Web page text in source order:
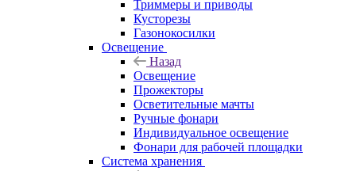
Триммеры и приводы
Кусторезы
Газонокосилки
Освещение
Назад
Освещение
Прожекторы
Осветительные мачты
Ручные фонари
Индивидуальное освещение
Фонари для рабочей площадки
Система хранения